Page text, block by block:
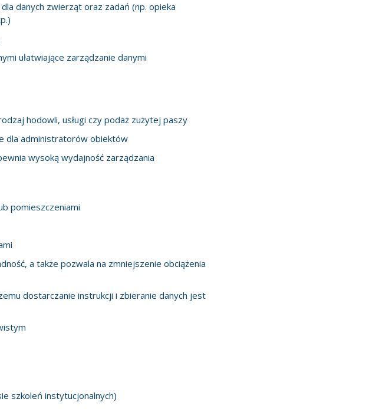
danych zwierząt oraz zadań (np. opieka
ułatwiające zarządzanie danymi
hodowli, usługi czy podaż zużytej paszy
dla administratorów obiektów
wysoką wydajność zarządzania
pomieszczeniami
a także pozwala na zmniejszenie obciążenia
dostarczanie instrukcji i zbieranie danych jest
szkoleń instytucjonalnych)